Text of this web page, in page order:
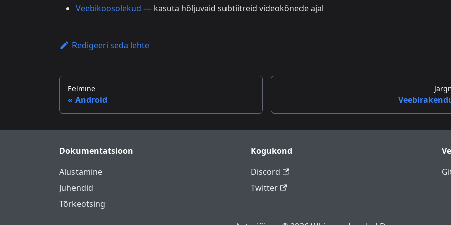
Veebikoosolekud — kasuta hõljuvaid subtiitreid videokõnede ajal
Redigeeri seda lehte
Eelmine
Android
Dokumentatsioon
Alustamine
Juhendid
Tõrkeotsing
Kogukond
Discord
Twitter